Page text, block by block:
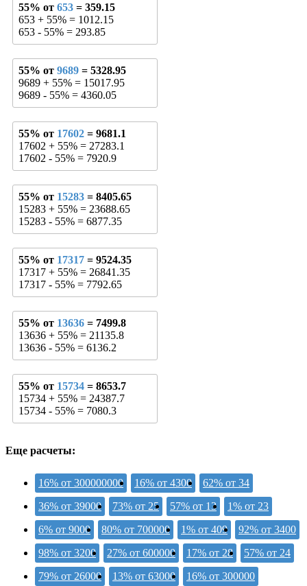
55% от 653 = 359.15
653 + 55% = 1012.15
653 - 55% = 293.85
55% от 9689 = 5328.95
9689 + 55% = 15017.95
9689 - 55% = 4360.05
55% от 17602 = 9681.1
17602 + 55% = 27283.1
17602 - 55% = 7920.9
55% от 15283 = 8405.65
15283 + 55% = 23688.65
15283 - 55% = 6877.35
55% от 17317 = 9524.35
17317 + 55% = 26841.35
17317 - 55% = 7792.65
55% от 13636 = 7499.8
13636 + 55% = 21135.8
13636 - 55% = 6136.2
55% от 15734 = 8653.7
15734 + 55% = 24387.7
15734 - 55% = 7080.3
Еще расчеты:
16% от 300000000 16% от 4300
62% от 34
36% от 39000
73% от 25 57% от 13
1% от 23
6% от 9000
80% от 700000 1% от 409
92% от 3400
98% от 3200
27% от 600000 17% от 28
57% от 24
79% от 26000
13% от 63000 16% от 300000